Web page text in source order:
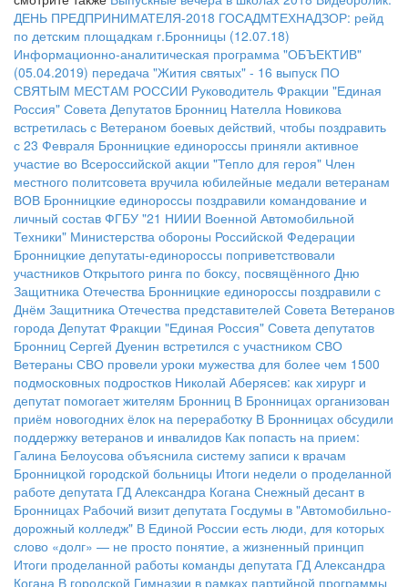
ДЕНЬ ПРЕДПРИНИМАТЕЛЯ-2018 ГОСАДМТЕХНАДЗОР: рейд
по детским площадкам г.Бронницы (12.07.18)
Информационно-аналитическая программа "ОБЪЕКТИВ"
(05.04.2019) передача "Жития святых" - 16 выпуск ПО
СВЯТЫМ МЕСТАМ РОССИИ Руководитель Фракции "Единая
Россия" Совета Депутатов Бронниц Нателла Новикова
встретилась с Ветераном боевых действий, чтобы поздравить
с 23 Февраля Бронницкие единороссы приняли активное
участие во Всероссийской акции "Тепло для героя" Член
местного политсовета вручила юбилейные медали ветеранам
ВОВ Бронницкие единороссы поздравили командование и
личный состав ФГБУ "21 НИИИ Военной Автомобильной
Техники" Министерства обороны Российской Федерации
Бронницкие депутаты-единороссы поприветствовали
участников Открытого ринга по боксу, посвящённого Дню
Защитника Отечества Бронницкие единороссы поздравили с
Днём Защитника Отечества представителей Совета Ветеранов
города Депутат Фракции "Единая Россия" Совета депутатов
Бронниц Сергей Дуенин встретился с участником СВО
Ветераны СВО провели уроки мужества для более чем 1500
подмосковных подростков Николай Аберясев: как хирург и
депутат помогает жителям Бронниц В Бронницах организован
приём новогодних ёлок на переработку В Бронницах обсудили
поддержку ветеранов и инвалидов Как попасть на прием:
Галина Белоусова объяснила систему записи к врачам
Бронницкой городской больницы Итоги недели о проделанной
работе депутата ГД Александра Когана Снежный десант в
Бронницах Рабочий визит депутата Госдумы в "Автомобильно-
дорожный колледж" В Единой России есть люди, для которых
слово «долг» — не просто понятие, а жизненный принцип
Итоги проделанной работы команды депутата ГД Александра
Когана В городской Гимназии в рамках партийной программы